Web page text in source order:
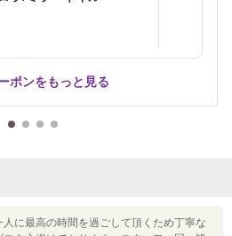
ポンをもっと見る
人に最高の時間を過ごして頂くため丁寧な